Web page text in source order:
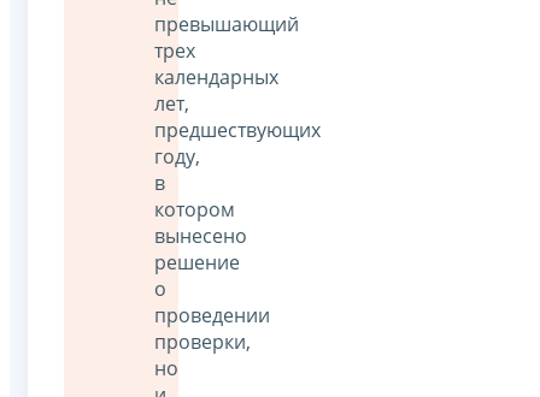
превышающий
трех
календарных
лет,
предшествующих
году,
в
котором
вынесено
решение
о
проведении
проверки,
но